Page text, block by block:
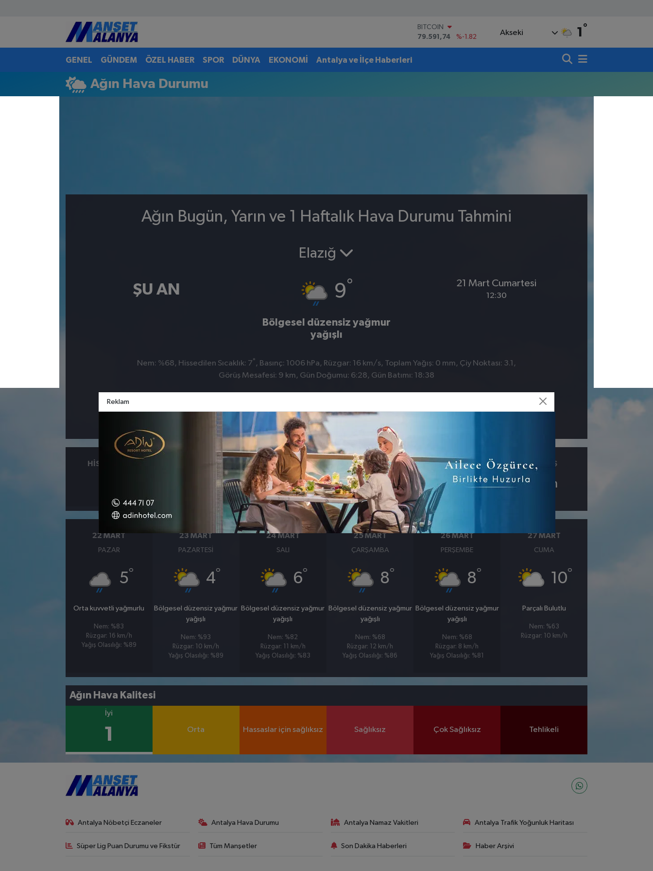
BITCOIN
79.591,74
%-1.82
DOLAR
Akseki 1 °
GENEL GÜNDEM ÖZEL HABER SPOR DÜNYA EKONOMİ Antalya ve İlçe Haberleri
Ağın Hava Durumu
Ağın Bugün, Yarın ve 1 Haftalık Hava Durumu Tahmini
ŞU AN
Elazığ
9°
Bölgesel düzensiz yağmur
yağışlı
21 Mart Cumartesi
12:30
Nem: %68, Hissedilen Sıcaklık: 7° , Basınç: 1006 hPa, Rüzgar: 16 km/s, Toplam Yağış: 0 mm, Çiy Noktası: 3.1,
Görüş Mesafesi: 9 km, Gün Doğumu: 6:28, Gün Batımı: 18:38
Ağın
HISSEDILEN BASINÇ
1006hpa
RÜZGAR
16km/s
ÇIY
3.1
GÖRÜŞ
km
22 MART
PAZAR
5°
Orta kuvvetli yağmurlu
Nem: %83
Rüzgar: 16 km/h
Yağış Olasılığı: %89
23 MART
PAZARTESI
4°
Bölgesel düzensiz yağmur
yağışlı
Nem: %93
Rüzgar: 10 km/h
Yağış Olasılığı: %89
24 MART
SALI
6°
Bölgesel düzensiz yağmur
yağışlı
Nem: %82
Rüzgar: 11 km/h
Yağış Olasılığı: %83
25 MART
ÇARŞAMBA
8°
Bölgesel düzensiz yağmur
yağışlı
Nem: %68
Rüzgar: 12 km/h
Yağış Olasılığı: %86
26 MART
PERŞEMBE
8°
Bölgesel düzensiz yağmur
yağışlı
Nem: %68
Rüzgar: 8 km/h
Yağış Olasılığı: %81
27 MART
CUMA
10°
Parçalı Bulutlu
Nem: %63
Rüzgar: 10 km/h
Ağın Hava Kalitesi
İyi
1 Orta Hassaslar için sağlıksız Sağlıksız Çok Sağlıksız Tehlikeli
Antalya Nöbetçi Eczaneler Antalya Hava Durumu Antalya Namaz Vakitleri Antalya Trafik Yoğunluk Haritası
Süper Lig Puan Durumu ve Fikstür Tüm Manşetler Son Dakika Haberleri Haber Arşivi
Antalya Nöbetçi Eczaneler
Antalya Hava Durumu
Antalya Namaz Vakitleri
Reklam